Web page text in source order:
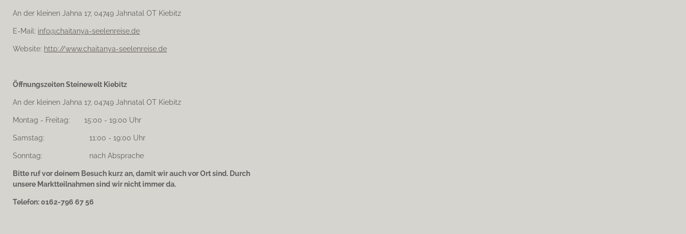
An der kleinen Jahna 17, 04749 Jahnatal OT Kiebitz
E-Mail: info@chaitanya-seelenreise.de
Website: http://www.chaitanya-seelenreise.de
Öffnungszeiten Steinewelt Kiebitz
An der kleinen Jahna 17, 04749 Jahnatal OT Kiebitz
Montag - Freitag: 15:00 - 19:00 Uhr
Samstag: 11:00 - 19:00 Uhr
Sonntag: nach Absprache
Bitte ruf vor deinem Besuch kurz an, damit wir auch vor Ort sind. Durch
unsere Marktteilnahmen sind wir nicht immer da.
Telefon: 0162-796 67 56